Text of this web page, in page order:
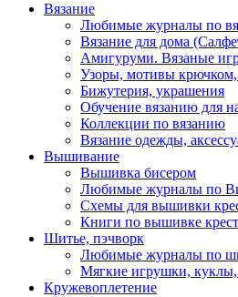
Вязание
Любимые журналы по
Вязание для дома
Амигуруми. Вязаные
Узоры, мотивы крючком,
Бижутерия, украшения
Обучение вязанию для
Коллекции по вязанию
Вязание одежды,
Вышивание
Вышивка бисером
Любимые журналы по
Схемы для вышивки
Книги по вышивке
Шитье, пэчворк
Любимые журналы по
Мягкие игрушки, куклы,
Кружевоплетение